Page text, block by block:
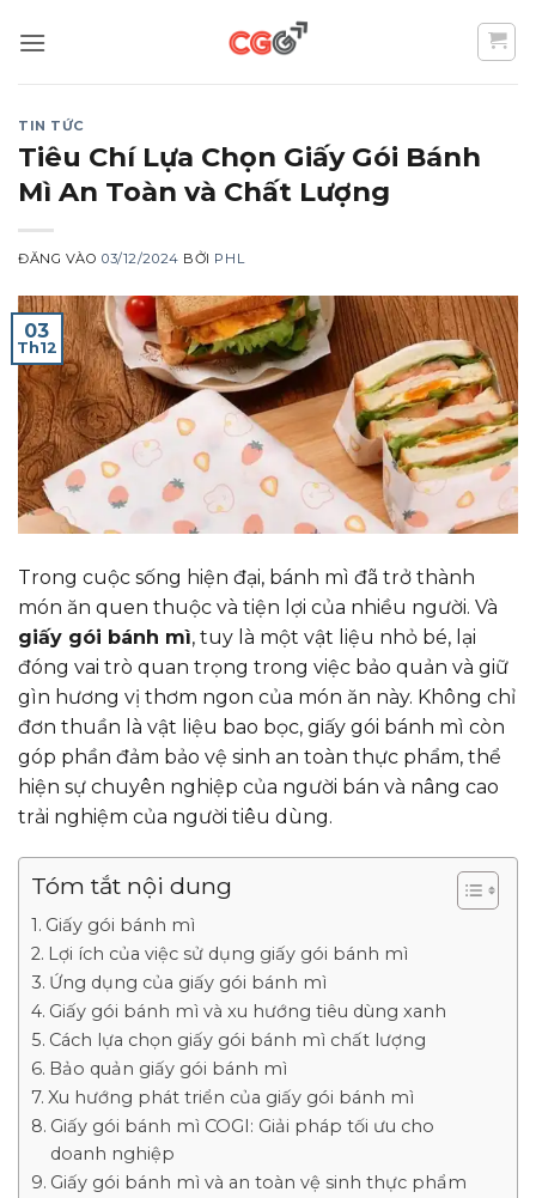
qua
TIN TỨC
Tiêu Chí Lựa Chọn Giấy Gói Bánh
Mì An Toàn và Chất Lượng
ĐĂNG VÀO03/12/2024 BỞI PHL
03
Th12
Trong cuộc sống hiện đại, bánh mì đã trở thành
món ăn quen thuộc và tiện lợi của nhiều người. Và
giấy gói bánh mì, tuy là một vật liệu nhỏ bé, lại
đóng vai trò quan trọng trong việc bảo quản và giữ
gìn hương vị thơm ngon của món ăn này. Không chỉ
đơn thuần là vật liệu bao bọc, giấy gói bánh mì còn
góp phần đảm bảo vệ sinh an toàn thực phẩm, thể
hiện sự chuyên nghiệp của người bán và nâng cao
trải nghiệm của người tiêu dùng.
Tóm tắt nội dung
Giấy gói bánh mì
Lợi ích của việc sử dụng giấy gói bánh mì
Ứng dụng của giấy gói bánh mì
Giấy gói bánh mì và xu hướng tiêu dùng xanh
Cách lựa chọn giấy gói bánh mì chất lượng
Bảo quản giấy gói bánh mì
Xu hướng phát triển của giấy gói bánh mì
Giấy gói bánh mì COGI: Giải pháp tối ưu cho
doanh nghiệp
Giấy gói bánh mì và an toàn vệ sinh thực phẩm